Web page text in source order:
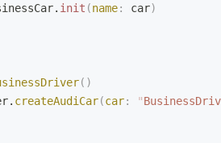
init (name: car)
()
createAudiCar(car: "